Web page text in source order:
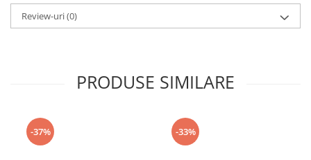
Jucarii de rol
Review-uri(0)
PRODUSE SIMILARE
-37% -33%